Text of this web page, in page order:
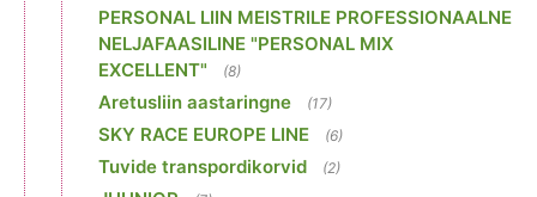
PERSONAL LIIN MEISTRILE PROFESSIONAALNE
NELJAFAASILINE "PERSONAL MIX
EXCELLENT"
(8)
Aretusliin aastaringne (17)
SKY RACE EUROPE LINE (6)
Tuvide transpordikorvid (2)